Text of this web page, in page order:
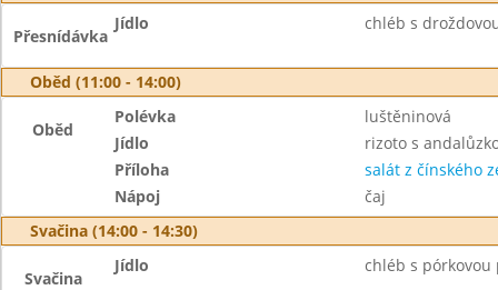
Přesnídávka
Jídlo chléb s
Oběd (11:00 - 14:00)
Oběd
Polévka
luštěninová
Jídlo
rizoto s
Příloha
salát z čínského
Nápoj
čaj
Svačina (14:00 - 14:30)
Svačina
Jídlo chléb s pórkovou